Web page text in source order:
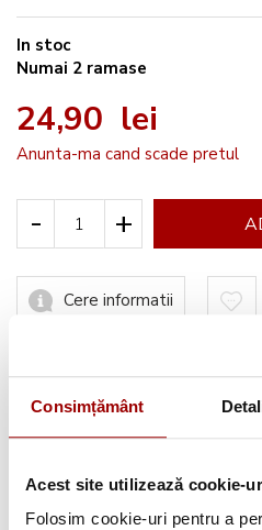
Consimțământ
Acest site utilizează cookie-
Folosim cookie-uri pentru a
In stoc
Numai 2 ramase
24,90 lei
Anunta-ma cand scade pretul
- +
Cere informatii
Informatii conformitate produs